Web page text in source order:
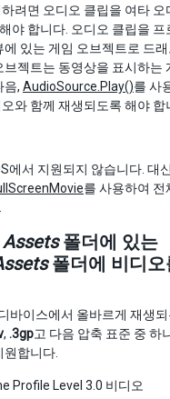
려면 오디오 클립을 여타 오
야 합니다. 오디오 클립을 프
에 있는 게임 오브젝트로 드
브젝트는 동영상을 표시하는
음, AudioSource.Play()를 사
와 함께 재생되도록 해야 합
에서 지원되지 않습니다. 대신
를 사용하여 전
Assets폴더에 있는
폴더에 비디오
바이스에서 올바르게 재생
, .3gp고 다음 압축 표준 중 하
합니다.
Profile Level 3.0 비디오